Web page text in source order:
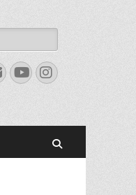
YouTube
Instagram